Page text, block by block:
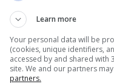
che sarà
Grappa,
Learn more
Your personal data will be
(cookies, unique identifiers,
accessed by and shared with
site. We and our partners
partners.